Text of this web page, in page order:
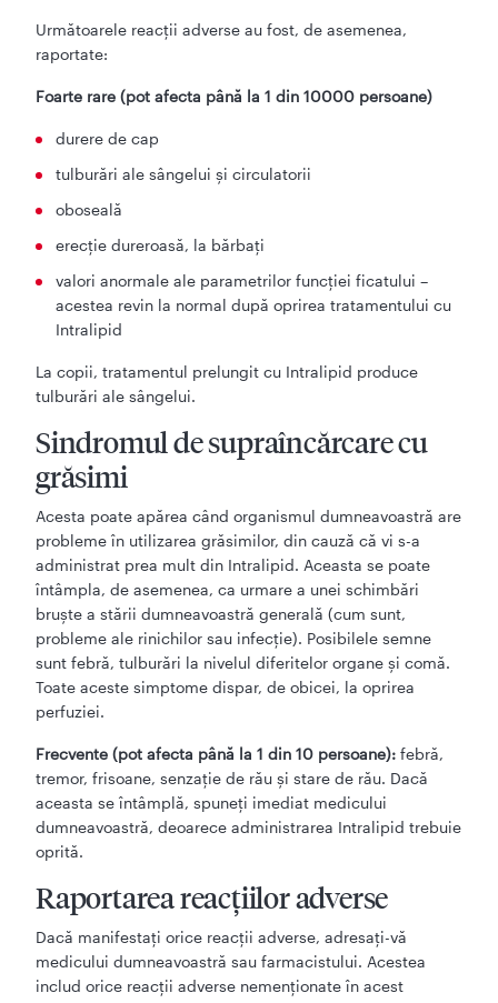
Următoarele reacţii adverse au fost, de asemenea,
raportate:
Foarte rare (pot afecta până la 1 din 10000 persoane)
durere de cap
tulburări ale sângelui şi circulatorii
oboseală
erecţie dureroasă, la bărbaţi
valori anormale ale parametrilor funcţiei ficatului –
acestea revin la normal după oprirea tratamentului cu
Intralipid
La copii, tratamentul prelungit cu Intralipid produce
tulburări ale sângelui.
Sindromul de supraîncărcare cu
grăsimi
Acesta poate apărea când organismul dumneavoastră are
probleme în utilizarea grăsimilor, din cauză că vi s-a
administrat prea mult din Intralipid. Aceasta se poate
întâmpla, de asemenea, ca urmare a unei schimbări
bruşte a stării dumneavoastră generală (cum sunt,
probleme ale rinichilor sau infecţie). Posibilele semne
sunt febră, tulburări la nivelul diferitelor organe şi comă.
Toate aceste simptome dispar, de obicei, la oprirea
perfuziei.
Frecvente (pot afecta până la 1 din 10 persoane): febră,
tremor, frisoane, senzaţie de rău şi stare de rău. Dacă
aceasta se întâmplă, spuneţi imediat medicului
dumneavoastră, deoarece administrarea Intralipid trebuie
oprită.
Raportarea reacţiilor adverse
Dacă manifestaţi orice reacţii adverse, adresaţi-vă
medicului dumneavoastră sau farmacistului. Acestea
includ orice reacţii adverse nemenţionate în acest